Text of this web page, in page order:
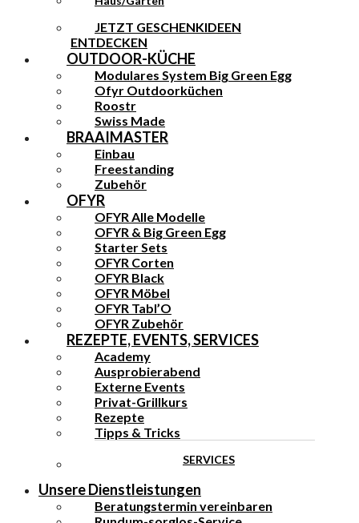
JETZT GESCHENKIDEEN
ENTDECKEN
OUTDOOR-KÜCHE
Modulares System Big Green Egg
Ofyr Outdoorküchen
Roostr
Swiss Made
BRAAIMASTER
Einbau
Freestanding
Zubehör
OFYR
OFYR Alle Modelle
OFYR & Big Green Egg
Starter Sets
OFYR Corten
OFYR Black
OFYR Möbel
OFYR Tabl’O
OFYR Zubehör
REZEPTE, EVENTS, SERVICES
Academy
Ausprobierabend
Externe Events
Privat-Grillkurs
Rezepte
Tipps & Tricks
SERVICES
Unsere Dienstleistungen
Beratungstermin vereinbaren